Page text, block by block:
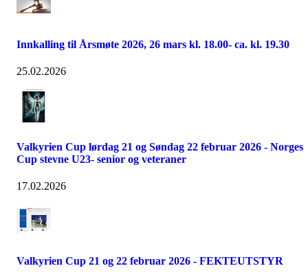
Innkalling til Årsmøte 2026, 26 mars kl. 18.00- ca. kl. 19.30
25.02.2026
Valkyrien Cup lørdag 21 og Søndag 22 februar 2026 - Norges
Cup stevne U23- senior og veteraner
17.02.2026
Valkyrien Cup 21 og 22 februar 2026 - FEKTEUTSTYR